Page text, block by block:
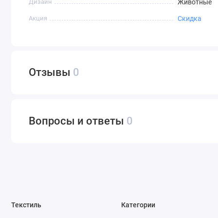
Дизайн Животные
Акция Скидка
Отзывы 0
Вопросы и ответы 0
Текстиль Категории